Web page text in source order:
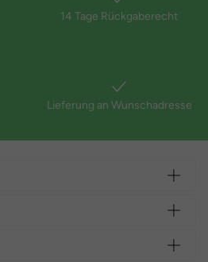
14 Tage Rückgaberecht
Lieferung an Wunschadresse